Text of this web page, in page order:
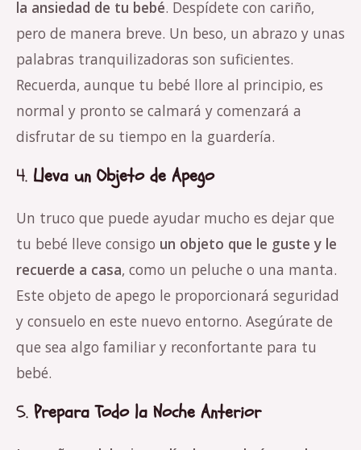
la ansiedad de tu bebé. Despídete con cariño,
pero de manera breve. Un beso, un abrazo y unas
palabras tranquilizadoras son suficientes.
Recuerda, aunque tu bebé llore al principio, es
normal y pronto se calmará y comenzará a
disfrutar de su tiempo en la guardería.
4. Lleva un Objeto de Apego
Un truco que puede ayudar mucho es dejar que
tu bebé lleve consigo un objeto que le guste y le
recuerde a casa, como un peluche o una manta.
Este objeto de apego le proporcionará seguridad
y consuelo en este nuevo entorno. Asegúrate de
que sea algo familiar y reconfortante para tu
bebé.
5. Prepara Todo la Noche Anterior